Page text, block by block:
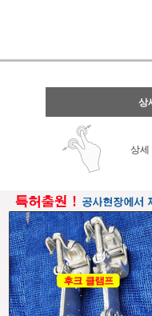
상
상세